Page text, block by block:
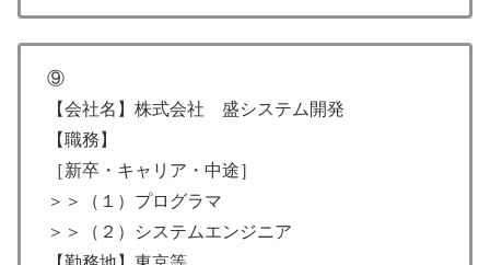
⑨
【会社名】株式会社 盛システム開発
【職務】
［新卒・キャリア・中途］
＞＞（１）プログラマ
＞＞（２）システムエンジニア